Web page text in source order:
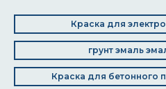
Краска для
грунт эмаль
Краска для бетонного